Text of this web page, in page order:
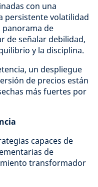
con una
persistente volatilidad
de
de señalar debilidad,
y la disciplina.
un despliegue
de precios están
más fuertes por
capaces de
de
transformador